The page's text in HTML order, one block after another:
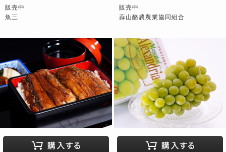
販売中
魚三
販売中
蒜山酪農農業協同組合